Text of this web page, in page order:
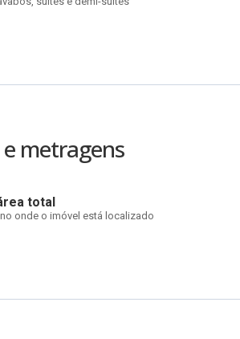
metragens
total
onde o imóvel está localizado